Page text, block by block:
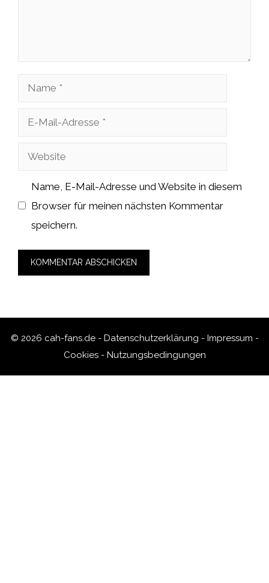
Name
Adresse
Website
Name, E-Mail-Adresse und Website in diesem
Browser für meinen nächsten Kommentar
speichern.
© 2026 cah-fans.de - Datenschutzerklärung - Impressum -
Cookies- Nutzungsbedingungen